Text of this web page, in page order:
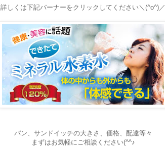
詳しくは下記バーナーをクリックしてください＼(^o^)／
パン、サンドイッチの大きさ、価格、配達等々
まずはお気軽にご相談ください(^^♪